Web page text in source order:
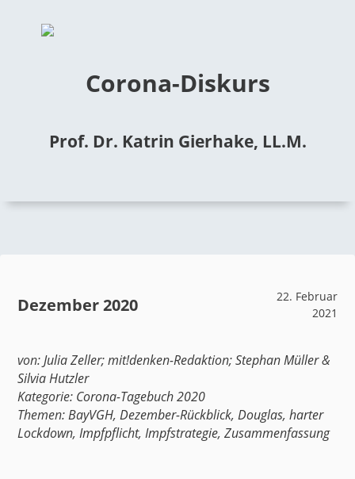
Corona-Diskurs
Prof. Dr. Katrin Gierhake, LL.M.
Dezember 2020
22. Februar
2021
von:Julia Zeller;mit!denken-Redaktion;Stephan Müller&
Silvia Hutzler
Kategorie: Corona-Tagebuch 2020
Themen:BayVGH,Dezember-Rückblick,Douglas,harter
Lockdown,Impfpflicht,Impfstrategie,Zusammenfassung